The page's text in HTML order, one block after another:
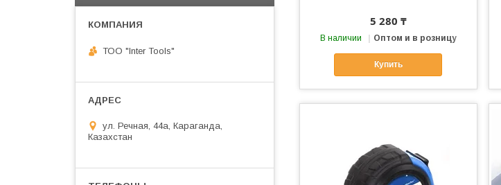
5 280 ₸
В наличии Оптом и в розницу
Купить
ТОО "Inter Tools"
ул. Речная, 44а, Караганда,
Казахстан